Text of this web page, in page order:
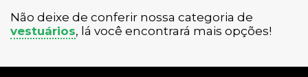
Não deixe de conferir nossa categoria de
vestuários, lá você encontrará mais opções!